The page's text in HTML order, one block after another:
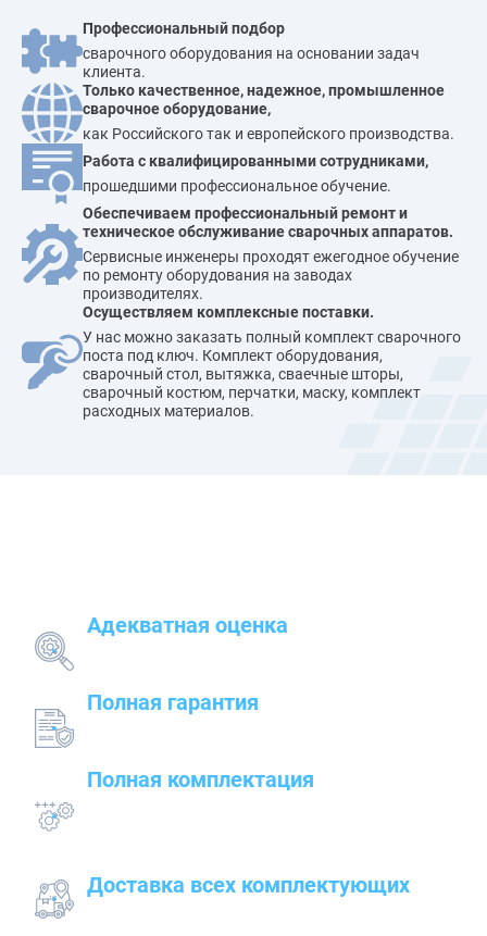
Профессиональный подбор
сварочного оборудования на основании задач
клиента.
Только качественное, надежное, промышленное
сварочное оборудование,
как Российского так и европейского производства.
Работа с квалифицированными сотрудниками,
прошедшими профессиональное обучение.
Обеспечиваем профессиональный ремонт и
техническое обслуживание сварочных аппаратов.
Сервисные инженеры проходят ежегодное обучение
по ремонту оборудования на заводах
производителях.
Осуществляем комплексные поставки.
У нас можно заказать полный комплект сварочного
поста под ключ. Комплект оборудования,
сварочный стол, вытяжка, сваечные шторы,
сварочный костюм, перчатки, маску, комплект
расходных материалов.
Адекватная оценка
Полная гарантия
Полная комплектация
Доставка всех комплектующих